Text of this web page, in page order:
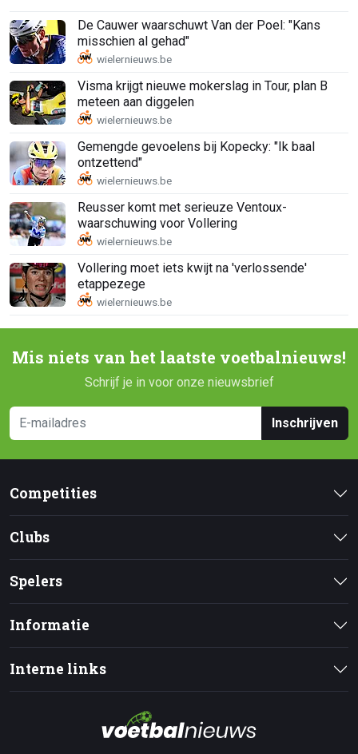
De Cauwer waarschuwt Van der Poel: "Kans
misschien al gehad"
Visma krijgt nieuwe mokerslag in Tour, plan B
meteen aan diggelen
Gemengde gevoelens bij Kopecky: "Ik baal
ontzettend"
Reusser komt met serieuze Ventoux-
waarschuwing voor Vollering
Vollering moet iets kwijt na 'verlossende'
etappezege
Mis niets van het laatste voetbalnieuws!
Schrijf je in voor onze nieuwsbrief
Inschrijven
Competities
Clubs
Spelers
Informatie
Interne links